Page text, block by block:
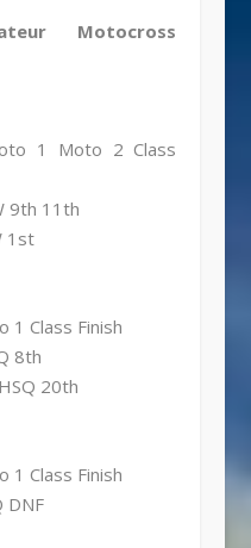
Motocross
1 Moto 2 Class
9th 11th
1st
1 Class Finish
8th
20th
1 Class Finish
DNF